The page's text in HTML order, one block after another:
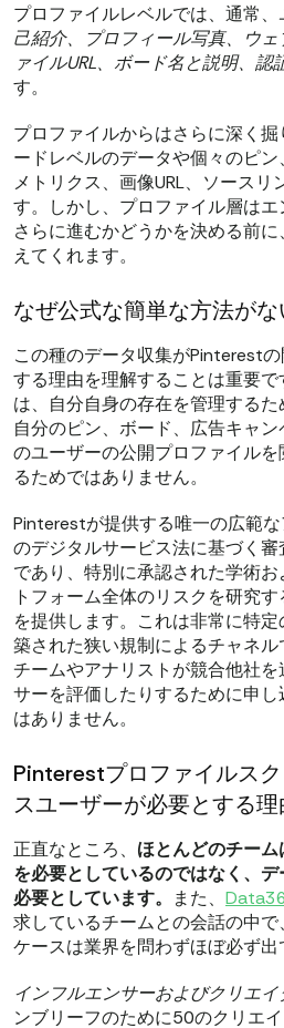
プロファイルレベルでは、通常、
己紹介、プロフィール写真、ウ
ァイルURL、ボード名と説明、認
す。
プロファイルからはさらに深く
ードレベルのデータや個々のピ
メトリクス、画像URL、ソースリ
す。しかし、プロファイル層はエ
さらに進むかどうかを決める前
えてくれます。
なぜ公式な簡単な方法がな
この種のデータ収集がPinterest
する理由を理解することは重要で
は、自分自身の存在を管理するた
自分のピン、ボード、広告キャ
のユーザーの公開プロファイル
るためではありません。
Pinterestが提供する唯一の広範
のデジタルサービス法に基づく
であり、特別に承認された学術
トフォーム全体のリスクを研究
を提供します。これは非常に特
築された狭い規制によるチャネ
チームやアナリストが競合他社
サーを評価したりするために申
はありません。
Pinterestプロファイルス
スユーザーが必要とする理
正直なところ、 ほとんどのチー
を必要としているのではなく、
必要としています。
また、
求しているチームとの会話の中
ケースは業界を問わずほぼ必ず出
インフルエンサーおよびクリエイ
ンブリーフのために50のクリエ